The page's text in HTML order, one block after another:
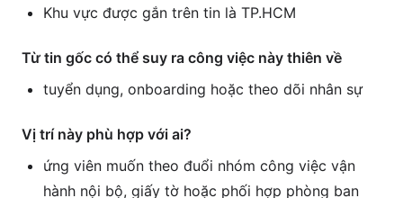
Khu vực được gắn trên tin là TP.HCM
Từ tin gốc có thể suy ra công việc này thiên về
tuyển dụng, onboarding hoặc theo dõi nhân sự
Vị trí này phù hợp với ai?
ứng viên muốn theo đuổi nhóm công việc vận
hành nội bộ, giấy tờ hoặc phối hợp phòng ban